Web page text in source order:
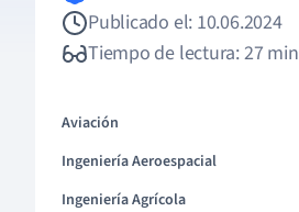
Publicado el: 10.06.2024
Tiempo de lectura: 27 min
Aviación
Ingeniería Aeroespacial
Ingeniería Agrícola